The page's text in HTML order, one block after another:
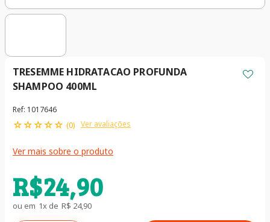
TRESEMME HIDRATACAO PROFUNDA
SHAMPOO 400ML
Ref: 1017646
☆☆☆☆☆ (0) Ver avaliações
Ver mais sobre o produto
R$24,90
ou em 1x de R$ 24,90